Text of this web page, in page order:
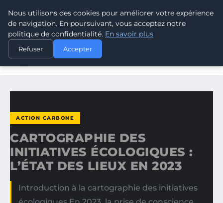
CLIMATE RESPONSE BLOG
ACCUEIL
ACTION CARBONE
CARTOGRAPHIE DES INITIATIVES ÉCOLOGIQUES : L’ÉTAT
ACTION CARBONE
CARTOGRAPHIE DES
INITIATIVES ÉCOLOGIQUES :
L’ÉTAT DES LIEUX EN 2023
Introduction à la cartographie des initiatives
Nous utilisons des cookies pour améliorer votre expérience
de navigation. En poursuivant, vous acceptez notre
politique de confidentialité. En savoir plus
Refuser Accepter